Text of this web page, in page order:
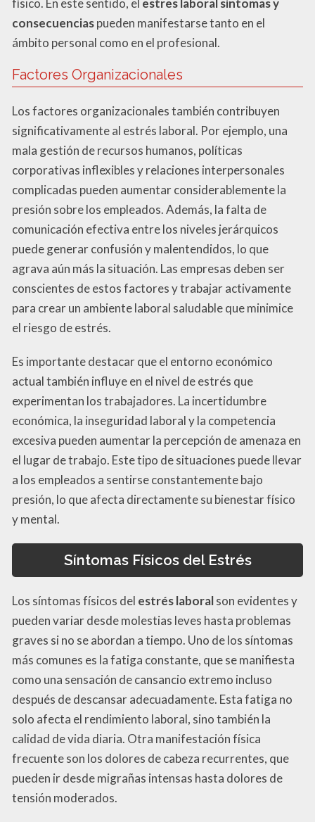
físico. En este sentido, el estres laboral sintomas y
consecuenciaspueden manifestarse tanto en el
ámbito personal como en el profesional.
Factores Organizacionales
Los factores organizacionales también contribuyen
significativamente al estrés laboral. Por ejemplo, una
mala gestión de recursos humanos, políticas
corporativas inflexibles y relaciones interpersonales
complicadas pueden aumentar considerablemente la
presión sobre los empleados. Además, la falta de
comunicación efectiva entre los niveles jerárquicos
puede generar confusión y malentendidos, lo que
agrava aún más la situación. Las empresas deben ser
conscientes de estos factores y trabajar activamente
para crear un ambiente laboral saludable que minimice
el riesgo de estrés.
Es importante destacar que el entorno económico
actual también influye en el nivel de estrés que
experimentan los trabajadores. La incertidumbre
económica, la inseguridad laboral y la competencia
excesiva pueden aumentar la percepción de amenaza en
el lugar de trabajo. Este tipo de situaciones puede llevar
a los empleados a sentirse constantemente bajo
presión, lo que afecta directamente su bienestar físico
y mental.
Síntomas Físicos del Estrés
Los síntomas físicos del estrés laboralson evidentes y
pueden variar desde molestias leves hasta problemas
graves si no se abordan a tiempo. Uno de los síntomas
más comunes es la fatiga constante, que se manifiesta
como una sensación de cansancio extremo incluso
después de descansar adecuadamente. Esta fatiga no
solo afecta el rendimiento laboral, sino también la
calidad de vida diaria. Otra manifestación física
frecuente son los dolores de cabeza recurrentes, que
pueden ir desde migrañas intensas hasta dolores de
tensión moderados.